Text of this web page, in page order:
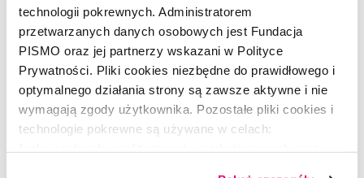
technologii pokrewnych. Administratorem
przetwarzanych danych osobowych jest Fundacja
PISMO oraz jej partnerzy wskazani w Polityce
Prywatności. Pliki cookies niezbędne do prawidłowego i
optymalnego działania strony są zawsze aktywne i nie
wymagają zgody użytkownika. Pozostałe pliki cookies i
technologie pokrewne są używane w celach:
Masz konto? Zaloguj się
Karolina Breguła
–(ur. 1979), artystka wizualna tworząca